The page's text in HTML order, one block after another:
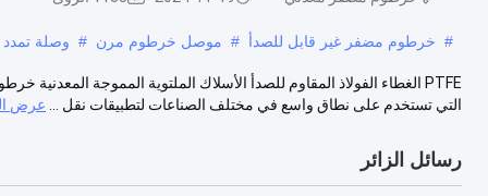
# خرطوم مضفر غير قابل للصدأ # موصل خرطوم مرن # وصلة
التي تستخدم على نطاق واسع في مختلف الصناعات لتطبيقات نقل ... عرض
رسائل الزائر